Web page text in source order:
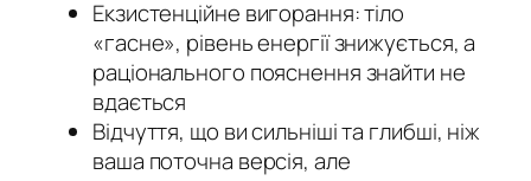
Екзистенційне вигорання: тіло
«гасне», рівень енергії знижується, а
раціонального пояснення знайти не
вдається
Відчуття, що ви сильніші та глибші, ніж
ваша поточна версія, але